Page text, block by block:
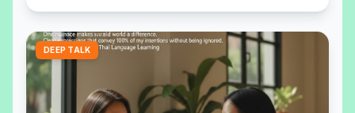
DEEP TALK